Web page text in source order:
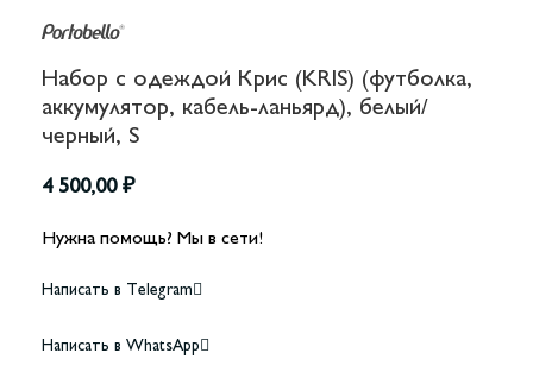
Набор с одеждой Крис (KRIS) (футболка,
аккумулятор, кабель-ланьярд), белый/
черный, S
4 500,00 ₽
Нужна помощь? Мы в сети!
Написать в Telegram
Написать в WhatsApp